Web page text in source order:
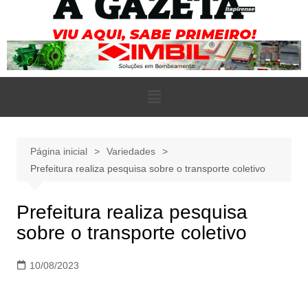
Página inicial
Variedades
Prefeitura realiza pesquisa sobre o transporte coletivo
Prefeitura realiza pesquisa
sobre o transporte coletivo
10/08/2023